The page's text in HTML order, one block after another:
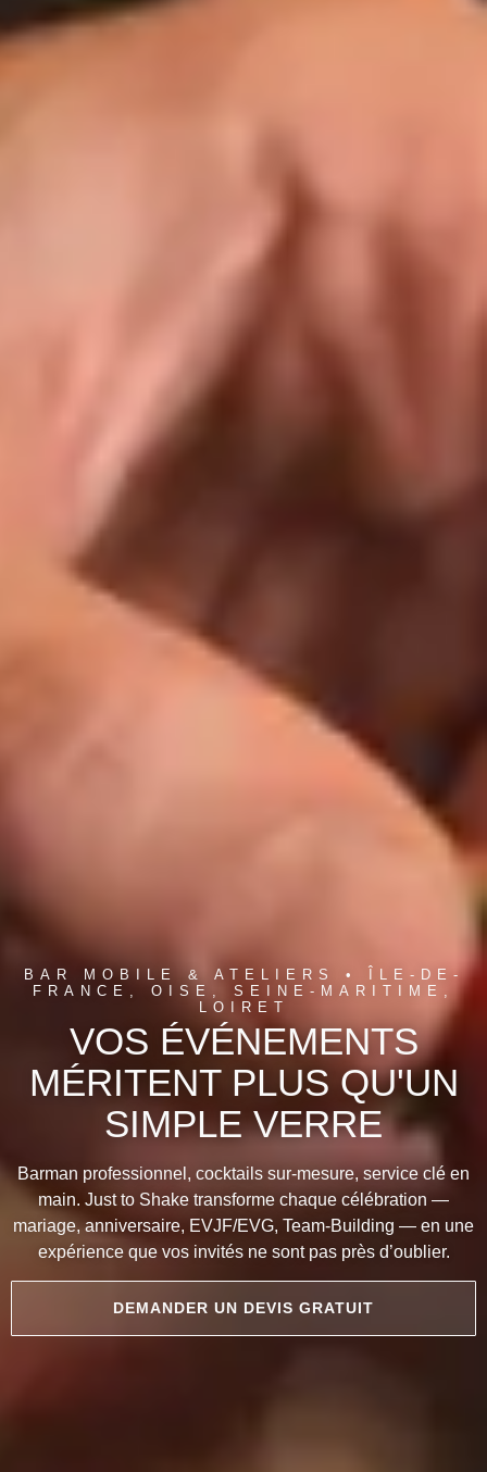
BAR MOBILE & ATELIERS • ÎLE-DE-
FRANCE, OISE, SEINE-MARITIME,
LOIRET
VOS ÉVÉNEMENTS
MÉRITENT PLUS QU'UN
SIMPLE VERRE
Barman professionnel, cocktails sur-mesure, service clé en
main. Just to Shake transforme chaque célébration —
mariage, anniversaire, EVJF/EVG, Team-Building — en une
expérience que vos invités ne sont pas près d’oublier.
DEMANDER UN DEVIS GRATUIT